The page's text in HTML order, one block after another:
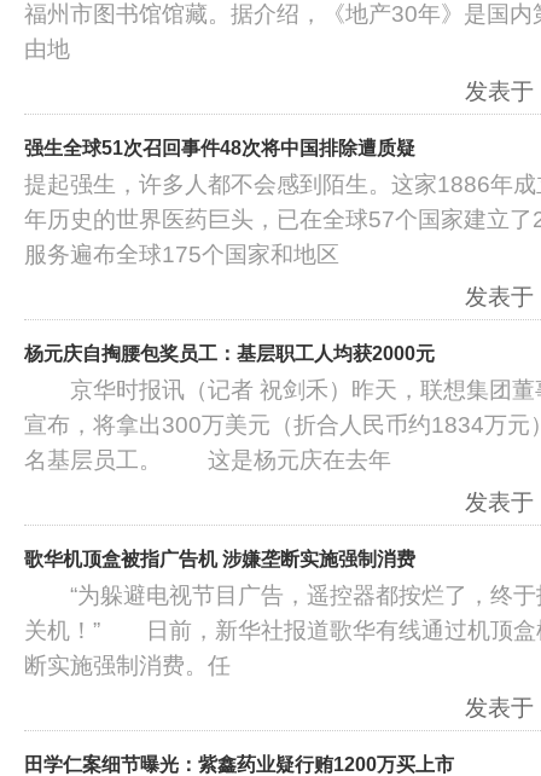
福州市图书馆馆藏。据介绍，《地产30年》是国
由地
发表
强生全球51次召回事件48次将中国排除遭质疑
提起强生，许多人都不会感到陌生。这家1886年
年历史的世界医药巨头，已在全球57个国家建立
服务遍布全球175个国家和地区
发表
杨元庆自掏腰包奖员工：基层职工人均获2000元
京华时报讯（记者 祝剑禾）昨天，联想集团董
宣布，将拿出300万美元（折合人民币约1834万元
名基层员工。 这是杨元庆在去年
发表
歌华机顶盒被指广告机 涉嫌垄断实施强制消费
“为躲避电视节目广告，遥控器都按烂了，终于
关机！” 日前，新华社报道歌华有线通过机顶盒
断实施强制消费。任
发表
田学仁案细节曝光：紫鑫药业疑行贿1200万买上市